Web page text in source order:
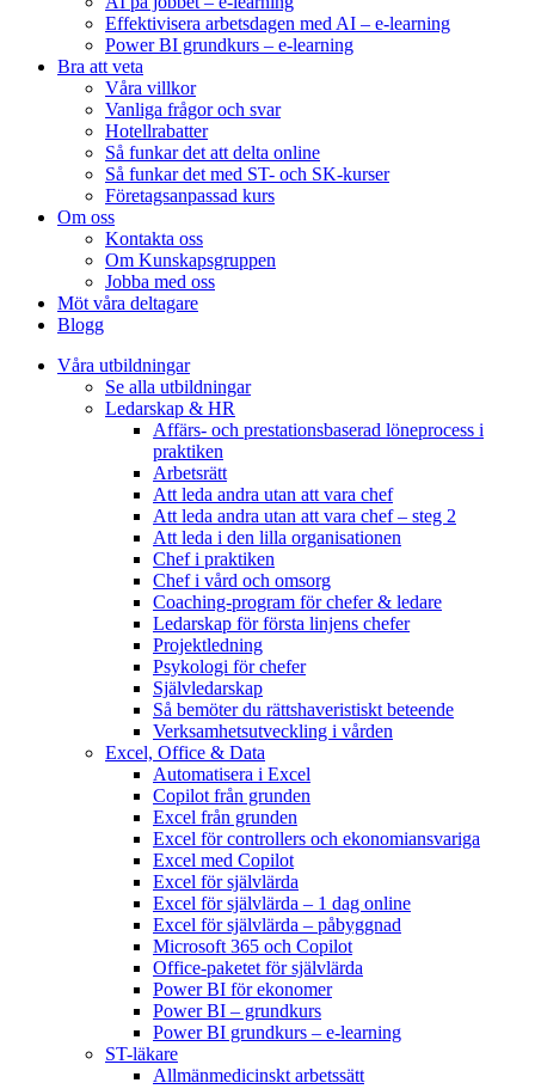
Effektivisera arbetsdagen med AI – e-learning
Power BI grundkurs – e-learning
Bra att veta
Våra villkor
Vanliga frågor och svar
Hotellrabatter
Så funkar det att delta online
Så funkar det med ST- och SK-kurser
Företagsanpassad kurs
Om oss
Kontakta oss
Om Kunskapsgruppen
Jobba med oss
Möt våra deltagare
Blogg
Våra utbildningar
Se alla utbildningar
Ledarskap & HR
Affärs- och prestationsbaserad löneprocess i
praktiken
Arbetsrätt
Att leda andra utan att vara chef
Att leda andra utan att vara chef – steg 2
Att leda i den lilla organisationen
Chef i praktiken
Chef i vård och omsorg
Coaching-program för chefer & ledare
Ledarskap för första linjens chefer
Projektledning
Psykologi för chefer
Självledarskap
Så bemöter du rättshaveristiskt beteende
Verksamhetsutveckling i vården
Excel, Office & Data
Automatisera i Excel
Copilot från grunden
Excel från grunden
Excel för controllers och ekonomiansvariga
Excel med Copilot
Excel för självlärda
Excel för självlärda – 1 dag online
Excel för självlärda – påbyggnad
Microsoft 365 och Copilot
Office-paketet för självlärda
Power BI för ekonomer
Power BI – grundkurs
Power BI grundkurs – e-learning
ST-läkare
Allmänmedicinskt arbetssätt